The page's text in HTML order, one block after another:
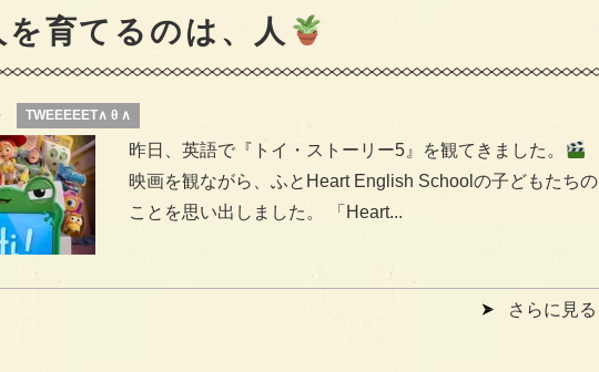
を育てるのは、人
TWEEEEET∧ θ ∧
昨日、英語で『トイ・ストーリー5』を観てきました。
映画を観ながら、ふとHeart English Schoolの子どもたちの
ことを思い出しました。 「Heart...
さらに見る